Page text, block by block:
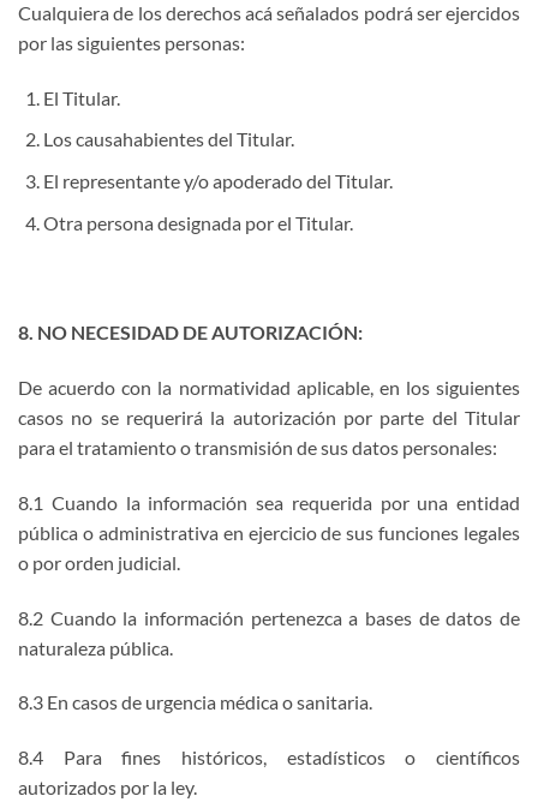
Cualquiera de los derechos acá señalados podrá ser ejercidos
por las siguientes personas:
El Titular.
Los causahabientes del Titular.
El representante y/o apoderado del Titular.
Otra persona designada por el Titular.
8. NO NECESIDAD DE AUTORIZACIÓN:
De acuerdo con la normatividad aplicable, en los siguientes
casos no se requerirá la autorización por parte del Titular
para el tratamiento o transmisión de sus datos personales:
8.1 Cuando la información sea requerida por una entidad
pública o administrativa en ejercicio de sus funciones legales
o por orden judicial.
8.2 Cuando la información pertenezca a bases de datos de
naturaleza pública.
8.3 En casos de urgencia médica o sanitaria.
8.4 Para fines históricos, estadísticos o científicos
autorizados por la ley.